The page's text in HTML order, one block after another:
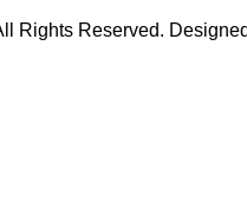
Rights Reserved.